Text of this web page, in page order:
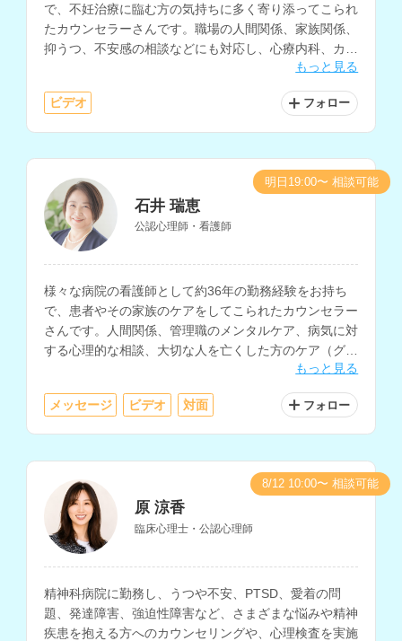
で、不妊治療に臨む方の気持ちに多く寄り添ってこられ
たカウンセラーさんです。職場の人間関係、家族関係、
抑うつ、不安感の相談などにも対応し、心療内科、カウ
ンセリングルーム等での勤務を経験されています。
もっと見る
ビデオ フォロー
石井 瑞恵
公認心理師・看護師
様々な病院の看護師として約36年の勤務経験をお持ち
で、患者やその家族のケアをしてこられたカウンセラー
さんです。人間関係、管理職のメンタルケア、病気に対
する心理的な相談、大切な人を亡くした方のケア（グリ
ーフケア）、HSPの相談などに対応されています。
もっと見る
メッセージ ビデオ 対面 フォロー
明日19:00〜 相談可能
原 涼香
臨床心理士・公認心理師
精神科病院に勤務し、うつや不安、PTSD、愛着の問
題、発達障害、強迫性障害など、さまざまな悩みや精神
疾患を抱える方へのカウンセリングや、心理検査を実施
8/12 10:00〜 相談可能